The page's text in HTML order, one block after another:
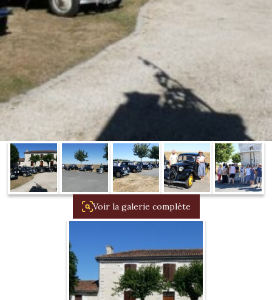
Liens
Bibliographie
Présentation 7
Présentation 11
Présentation 15 six
Evolution 7 et 11 -
1934/1941
Evolution 11 –
1945/1952
Evolution 11 –
La 15/6 G –
1938/1947
Voir la galerie complète